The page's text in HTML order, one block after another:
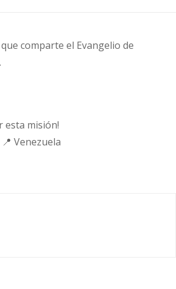
comparte el Evangelio de
esta misión!
Venezuela